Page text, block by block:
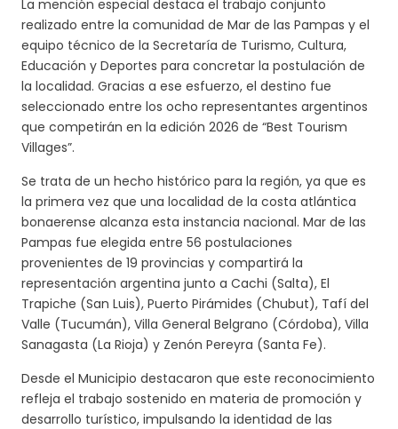
La mención especial destaca el trabajo conjunto
realizado entre la comunidad de Mar de las Pampas y el
equipo técnico de la Secretaría de Turismo, Cultura,
Educación y Deportes para concretar la postulación de
la localidad. Gracias a ese esfuerzo, el destino fue
seleccionado entre los ocho representantes argentinos
que competirán en la edición 2026 de “Best Tourism
Villages”.
Se trata de un hecho histórico para la región, ya que es
la primera vez que una localidad de la costa atlántica
bonaerense alcanza esta instancia nacional. Mar de las
Pampas fue elegida entre 56 postulaciones
provenientes de 19 provincias y compartirá la
representación argentina junto a Cachi (Salta), El
Trapiche (San Luis), Puerto Pirámides (Chubut), Tafí del
Valle (Tucumán), Villa General Belgrano (Córdoba), Villa
Sanagasta (La Rioja) y Zenón Pereyra (Santa Fe).
Desde el Municipio destacaron que este reconocimiento
refleja el trabajo sostenido en materia de promoción y
desarrollo turístico, impulsando la identidad de las